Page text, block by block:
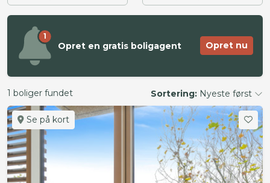
1
Opret en gratis boligagent Opret nu
1 boliger fundet Sortering: Nyeste først
Se på kort